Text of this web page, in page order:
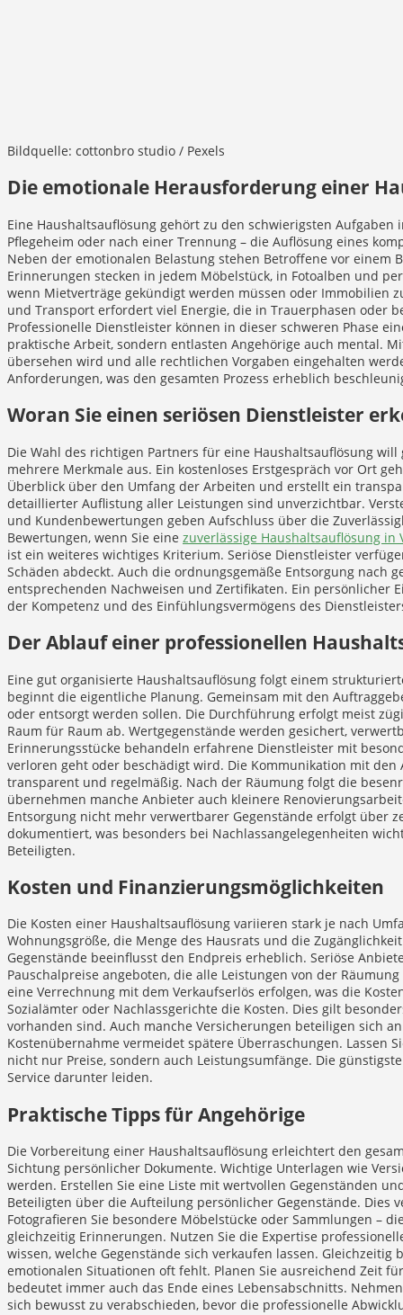
Bildquelle: cottonbro studio / Pexels
Die emotionale Herausforderung einer
Eine Haushaltsauflösung gehört zu den schwierigsten
Pflegeheim oder nach einer Trennung – die Auflösung eines
Neben der emotionalen Belastung stehen Betroffene vor einem
Erinnerungen stecken in jedem Möbelstück, in Fotoalben und
wenn Mietverträge gekündigt werden müssen oder Immobilien
und Transport erfordert viel Energie, die in Trauerphasen oder
Professionelle Dienstleister können in dieser schweren Phase
praktische Arbeit, sondern entlasten Angehörige auch mental.
übersehen wird und alle rechtlichen Vorgaben eingehalten
Anforderungen, was den gesamten Prozess erheblich
Woran Sie einen seriösen Dienstleister
Die Wahl des richtigen Partners für eine Haushaltsauflösung
mehrere Merkmale aus. Ein kostenloses Erstgespräch vor Ort
Überblick über den Umfang der Arbeiten und erstellt ein
detaillierter Auflistung aller Leistungen sind unverzichtbar.
und Kundenbewertungen geben Aufschluss über die
Bewertungen, wenn Sie eine zuverlässige Haushaltsauflösung in
ist ein weiteres wichtiges Kriterium. Seriöse Dienstleister
Schäden abdeckt. Auch die ordnungsgemäße Entsorgung nach
entsprechenden Nachweisen und Zertifikaten. Ein persönlicher
der Kompetenz und des Einfühlungsvermögens des
Der Ablauf einer professionellen
Eine gut organisierte Haushaltsauflösung folgt einem
beginnt die eigentliche Planung. Gemeinsam mit den
oder entsorgt werden sollen. Die Durchführung erfolgt meist
Raum für Raum ab. Wertgegenstände werden gesichert,
Erinnerungsstücke behandeln erfahrene Dienstleister mit
verloren geht oder beschädigt wird. Die Kommunikation mit
transparent und regelmäßig. Nach der Räumung folgt die
übernehmen manche Anbieter auch kleinere
Entsorgung nicht mehr verwertbarer Gegenstände erfolgt über
dokumentiert, was besonders bei Nachlassangelegenheiten
Beteiligten.
Kosten und Finanzierungsmöglichkeiten
Die Kosten einer Haushaltsauflösung variieren stark je nach
Wohnungsgröße, die Menge des Hausrats und die
Gegenstände beeinflusst den Endpreis erheblich. Seriöse
Pauschalpreise angeboten, die alle Leistungen von der
eine Verrechnung mit dem Verkaufserlös erfolgen, was die
Sozialämter oder Nachlassgerichte die Kosten. Dies gilt
vorhanden sind. Auch manche Versicherungen beteiligen sich
Kostenübernahme vermeidet spätere Überraschungen. Lassen
nicht nur Preise, sondern auch Leistungsumfänge. Die
Service darunter leiden.
Praktische Tipps für Angehörige
Die Vorbereitung einer Haushaltsauflösung erleichtert den
Sichtung persönlicher Dokumente. Wichtige Unterlagen wie
werden. Erstellen Sie eine Liste mit wertvollen Gegenständen
Beteiligten über die Aufteilung persönlicher Gegenstände.
Fotografieren Sie besondere Möbelstücke oder Sammlungen –
gleichzeitig Erinnerungen. Nutzen Sie die Expertise
wissen, welche Gegenstände sich verkaufen lassen.
emotionalen Situationen oft fehlt. Planen Sie ausreichend Zeit
bedeutet immer auch das Ende eines Lebensabschnitts.
sich bewusst zu verabschieden, bevor die professionelle